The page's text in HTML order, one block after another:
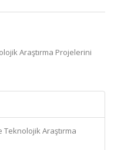
Araştırma Projelerini
Teknolojik Araştırma